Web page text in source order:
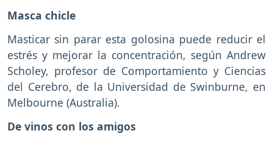
Masca chicle
Masticar sin parar esta golosina puede reducir el
estrés y mejorar la concentración, según Andrew
Scholey, profesor de Comportamiento y Ciencias
del Cerebro, de la Universidad de Swinburne, en
Melbourne (Australia).
De vinos con los amigos